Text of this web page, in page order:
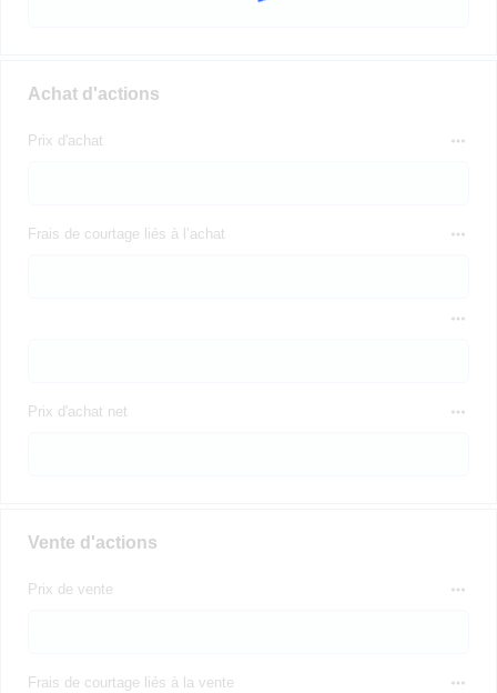
Achat d'actions
Prix d'achat
Frais de courtage liés à l’achat
Prix d'achat net
Vente d'actions
Prix de vente
Frais de courtage liés à la vente